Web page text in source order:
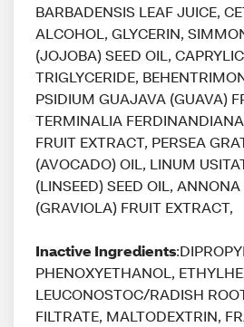
BARBADENSIS LEAF JUICE,
ALCOHOL, GLYCERIN,
(JOJOBA) SEED OIL,
TRIGLYCERIDE,
PSIDIUM GUAJAVA (GUAVA)
TERMINALIA
FRUIT EXTRACT, PERSEA
(AVOCADO) OIL, LINUM
(LINSEED) SEED OIL,
(GRAVIOLA) FRUIT EXTRACT,
Inactive Ingredients
PHENOXYETHANOL,
LEUCONOSTOC/RADISH
FILTRATE, MALTODEXTRIN,